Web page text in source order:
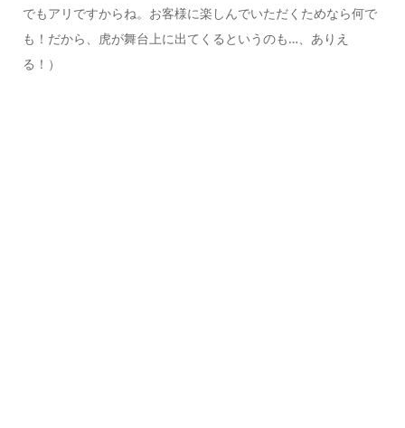
でもアリですからね。お客様に楽しんでいただくためなら何で
も！だから、虎が舞台上に出てくるというのも…、ありえ
る！）